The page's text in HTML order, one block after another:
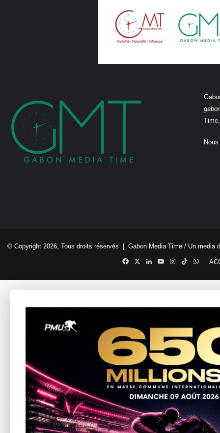
Time.
© Copyright 2026, Tous droits réservés | Gabon Media Time / Un media
Facebook
X LinkedinYouTubeInstagram
TikTok